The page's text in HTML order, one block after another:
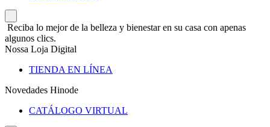
Reciba lo mejor de la belleza y bienestar en su casa con apenas
algunos clics.
Nossa Loja Digital
TIENDA EN LÍNEA
Novedades Hinode
CATÁLOGO VIRTUAL